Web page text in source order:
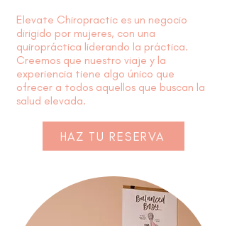
Elevate Chiropractic es un negocio
dirigido por mujeres, con una
quiropráctica liderando la práctica.
Creemos que nuestro viaje y la
experiencia tiene algo único que
ofrecer a todos aquellos que buscan la
salud elevada.
HAZ TU RESERVA